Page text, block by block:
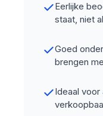
Eerlijke
staat, niet
Goed
brengen
Ideaal voor